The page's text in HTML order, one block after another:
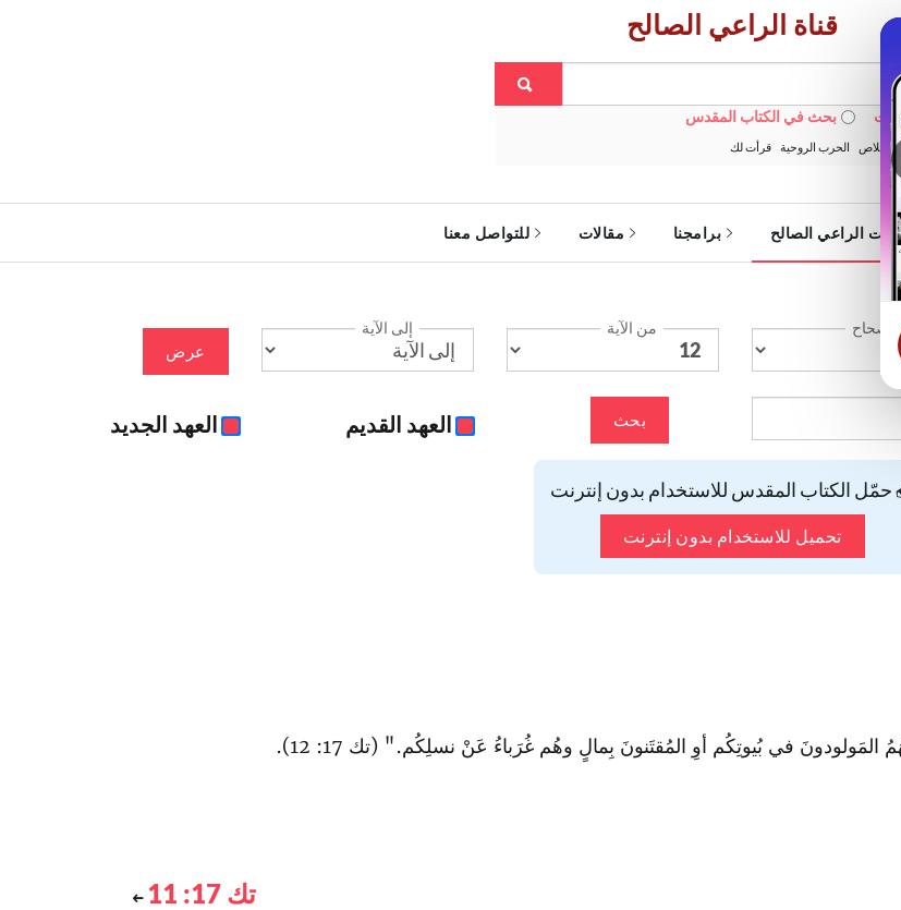
قناة الراعي الصالح
بحث في الكتاب المقدس
الخلاص الحرب الروحية قرأت لك
الراعي الصالح برامجنا مقالات للتواصل معنا
الإصحاح من الآية إلى الآية
عرض
بحث العهد القديم العهد الجديد
حمّل الكتاب المقدس للاستخدام بدون إنترنت
تحميل للاستخدام بدون إنترنت
في بُيوتِكُم أوِ المُقتَنونَ بِمالٍ وهُم غُرَباءُ عَنْ نسلِكُم." (تك 17: 12).
تك 17: 11